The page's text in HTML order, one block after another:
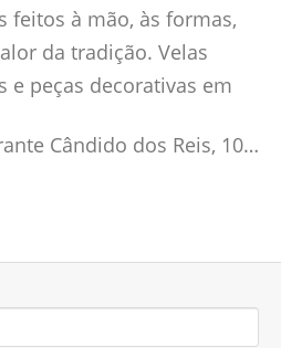
feitos à mão, às formas,
da tradição. Velas
e peças decorativas em
Cândido dos Reis, 105 - Montijo